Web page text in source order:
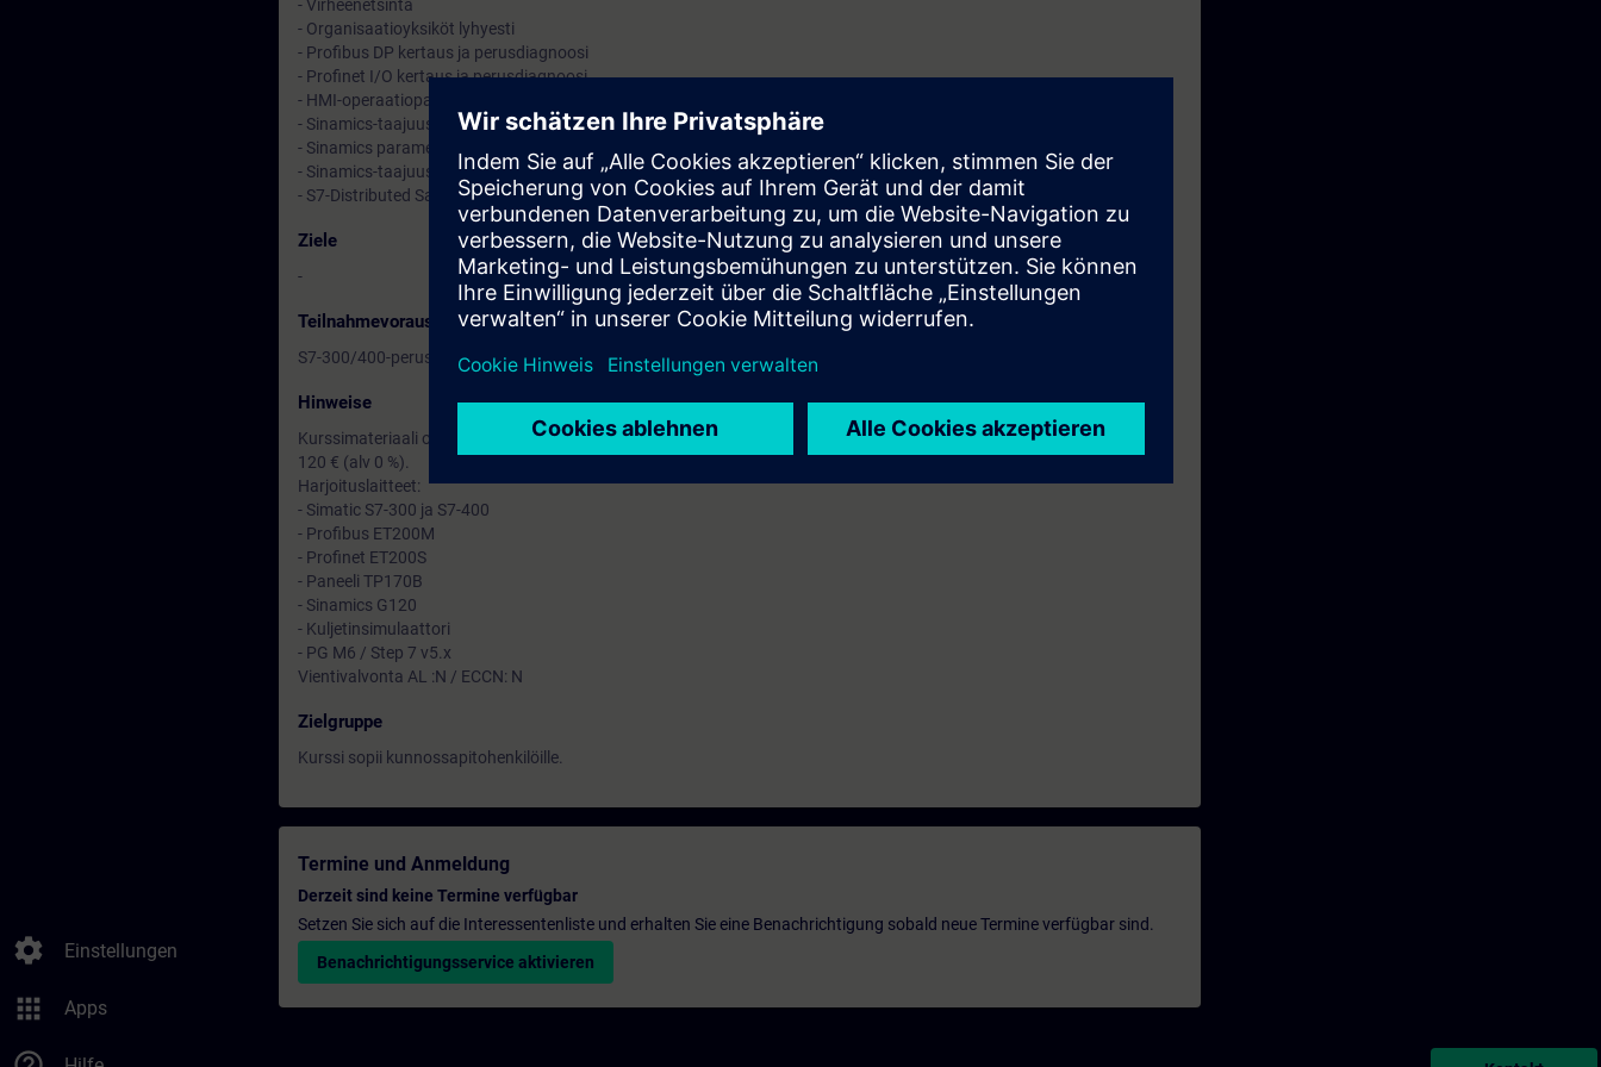
settings Einstellungen
apps Apps
- Virheenetsintä
- Organisaatioyksiköt lyhyesti
- Profibus DP kertaus ja perusdiagnoosi
- Profinet I/O kertaus ja perusdiagnoosi
- HMI-operaatiopaneelin liittäminen ja ilmoitukset
- Sinamics-taajuusmuuttaja lyhyesti
- Sinamics parametrointi Starter-ohjelmalla
- Sinamics-taajuusmuuttaja Profinet-väylässä
- S7-Distributed Safety periaate lyhyesti
Ziele
-
Teilnahmevoraussetzung
S7-300/400-peruskurssin suoritus tai vastaavat tiedot.
Hinweise
Kurssimateriaali on suomeksi ja jaetaan sähköisessä muodossa (pdf). Osallistuja voi tilata tulostetun mapin hintaan
120 € (alv 0 %).
Harjoituslaitteet:
- Simatic S7-300 ja S7-400
- Profibus ET200M
- Profinet ET200S
- Paneeli TP170B
- Sinamics G120
- Kuljetinsimulaattori
- PG M6 / Step 7 v5.x
Vientivalvonta AL :N / ECCN: N
Zielgruppe
Kurssi sopii kunnossapitohenkilöille.
Termine und Anmeldung
Derzeit sind keine Termine verfügbar
Setzen Sie sich auf die Interessentenliste und erhalten Sie eine Benachrichtigung sobald neue Termine verfügbar sind.
Benachrichtigungsservice aktivieren